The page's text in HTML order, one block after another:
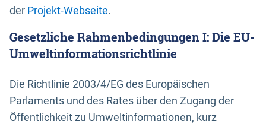
der Projekt-Webseite.
Gesetzliche Rahmenbedingungen I: Die EU-
Umweltinformationsrichtlinie
Die Richtlinie 2003/4/EG des Europäischen
Parlaments und des Rates über den Zugang der
Öffentlichkeit zu Umweltinformationen, kurz